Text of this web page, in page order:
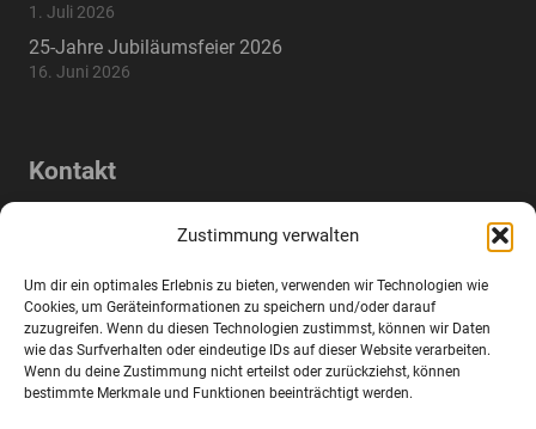
Zustimmung verwalten
Um dir ein optimales Erlebnis zu bieten, verwenden wir Technologien wie
Cookies, um Geräteinformationen zu speichern und/oder darauf
zuzugreifen. Wenn du diesen Technologien zustimmst, können wir Daten
wie das Surfverhalten oder eindeutige IDs auf dieser Website verarbeiten.
Wenn du deine Zustimmung nicht erteilst oder zurückziehst, können
bestimmte Merkmale und Funktionen beeinträchtigt werden.
1. Juli 2026
25-Jahre Jubiläumsfeier 2026
16. Juni 2026
Kontakt
Lindenstraße 17a, 83395 Freilassing,
mail info@wifo-freilassing.de
phone +49 8654 77288-0